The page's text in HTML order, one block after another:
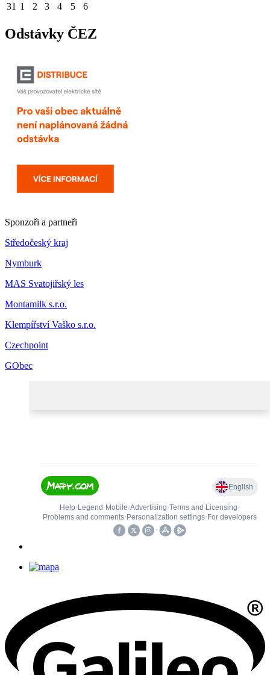
31 1 2 3 4 5 6
Odstávky ČEZ
Sponzoři a partneři
Středočeský kraj
Nymburk
MAS Svatojiřský les
Montamilk s.r.o.
Klempířství Vaško s.r.o.
Czechpoint
GObec